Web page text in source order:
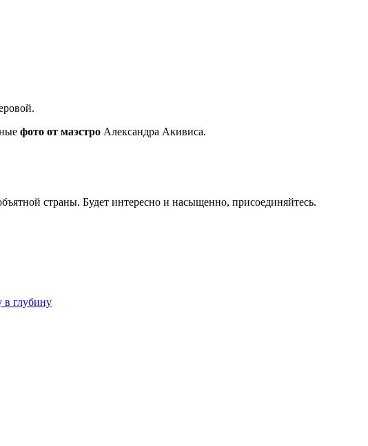
фото от маэстро Александра Акивиса.
страны. Будет интересно и насыщенно, присоединяйтесь.
глубину